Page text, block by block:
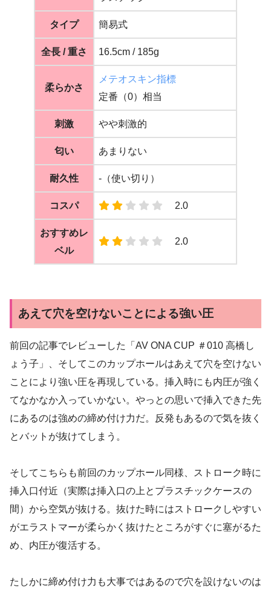
タイプ 簡易式
全長 / 重さ 16.5cm / 185g
柔らかさ
メテオスキン指標
定番（0）相当
刺激 やや刺激的
匂い あまりない
耐久性 -（使い切り）
コスパ 2.0
おすすめレ
ベル
2.0
あえて穴を空けないことによる強い圧
前回の記事でレビューした「AV ONA CUP ＃010 高橋し
ょう子」、そしてこのカップホールはあえて穴を空けない
ことにより強い圧を再現している。挿入時にも内圧が強く
てなかなか入っていかない。やっとの思いで挿入できた先
にあるのは強めの締め付け力だ。反発もあるので気を抜く
とバットが抜けてしまう。
そしてこちらも前回のカップホール同様、ストローク時に
挿入口付近（実際は挿入口の上とプラスチックケースの
間）から空気が抜ける。抜けた時にはストロークしやすい
がエラストマーが柔らかく抜けたところがすぐに塞がるた
め、内圧が復活する。
たしかに締め付け力も大事ではあるので穴を設けないのは